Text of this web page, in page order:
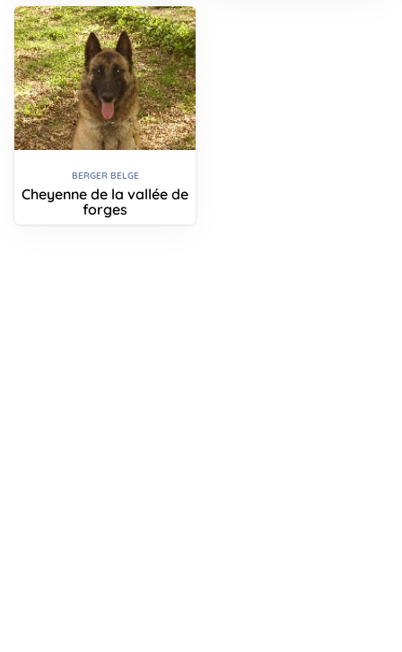
BERGER BELGE
Cheyenne de la vallée de
forges